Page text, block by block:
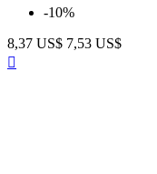
-10%
8,37 US$ 7,53 US$
